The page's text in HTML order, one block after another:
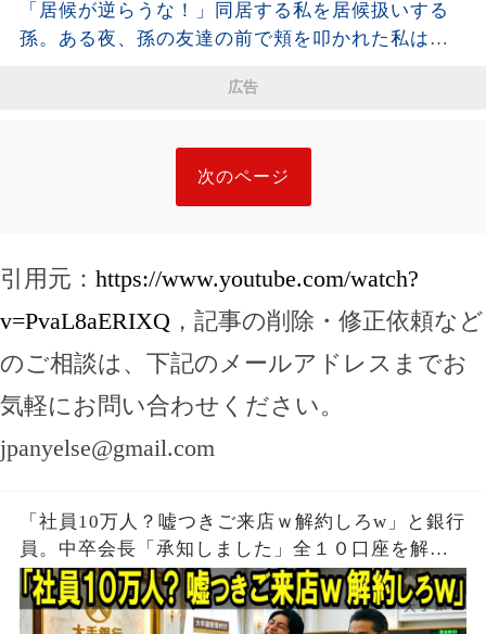
は声も出せず凍りついた――
「居候が逆らうな！」同居する私を居候扱いする
孫。ある夜、孫の友達の前で頬を叩かれた私は静
広告
次のページ
引用元： https://www.youtube.com/watch?
v=PvaL8aERIXQ ，記事の削除・修正依頼など
のご相談は、下記のメールアドレスまでお
気軽にお問い合わせください。
jpanyelse@gmail.com
「社員10万人？嘘つきご来店ｗ解約しろw」と銀行
員。中卒会長「承知しました」全１０口座を解約
し支店が閉鎖